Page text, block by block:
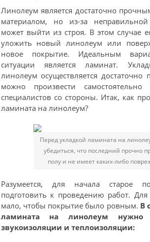
Линолеум является достаточно
материалом, но из-за
может выйти из строя. В этом случае
уложить новый линолеум или
новое покрытие. Идеальным
ситуации является ламинат.
линолеум осуществляется достаточно
можно произвести
специалистов со стороны. Итак, как
ламината на линолеум?
Перед укладкой ламината на
убедиться, что последний прочно
полу и не имеет каких-либо
Разумеется, для начала старое
подготовить к проведению работ.
мало, чтобы покрытие было ровным. В
ламината на линолеум нужно
звукоизоляции и теплоизоляции: